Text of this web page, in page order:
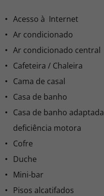
Acesso à Internet
Ar condicionado
Ar condicionado central
Cafeteira / Chaleira
Cama de casal
Casa de banho
Casa de banho
deficiência motora
Cofre
Duche
Mini-bar
Pisos alcatifados